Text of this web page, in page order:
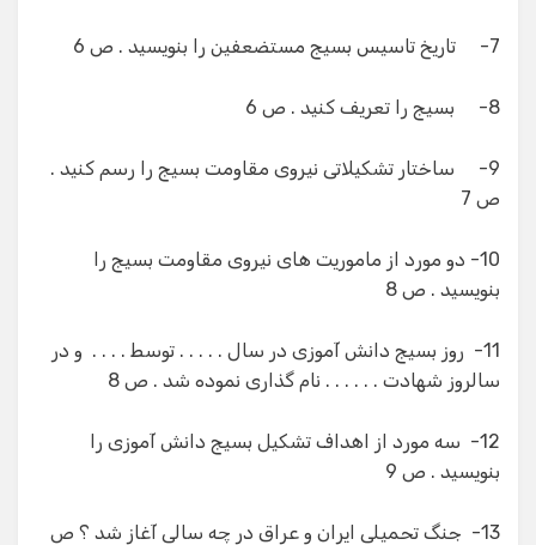
7- تاریخ تاسیس بسیج مستضعفین را بنویسید . ص 6
8- بسیج را تعریف كنید . ص 6
9- ساختار تشكیلاتی نیروی مقاومت بسیج را رسم كنید .
ص 7
10- دو مورد از ماموریت های نیروی مقاومت بسیج را
بنویسید . ص 8
11- روز بسیج دانش آموزی در سال . . . . . توسط . . . . و در
سالروز شهادت . . . . . . نام گذاری نموده شد . ص 8
12- سه مورد از اهداف تشكیل بسیج دانش آموزی را
بنویسید . ص 9
13- جنگ تحمیلی ایران و عراق در چه سالی آغاز شد ؟ ص